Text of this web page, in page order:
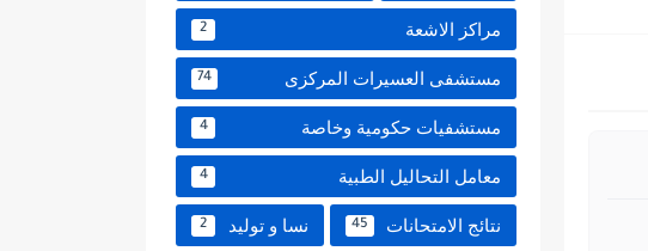
مراكز الاشعة 2
مستشفى العسيرات المركزى 74
مستشفيات حكومية وخاصة 4
معامل التحاليل الطبية 4
نتائج الامتحانات 45 نسا و توليد 2